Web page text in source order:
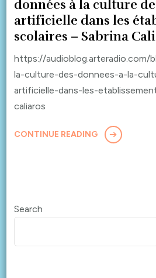
données à la culture
artificielle dans les
scolaires – Sabrina
https://
la-culture-des-donnees-a-la-
artificielle-dans-les-
caliaros
CONTINUE READING
Search